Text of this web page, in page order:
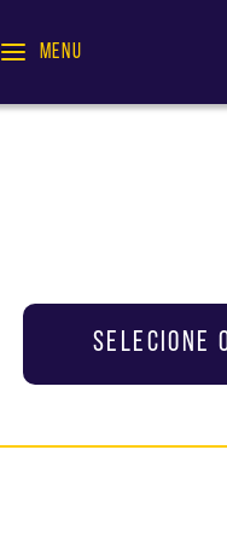
MENU
SELECIONE